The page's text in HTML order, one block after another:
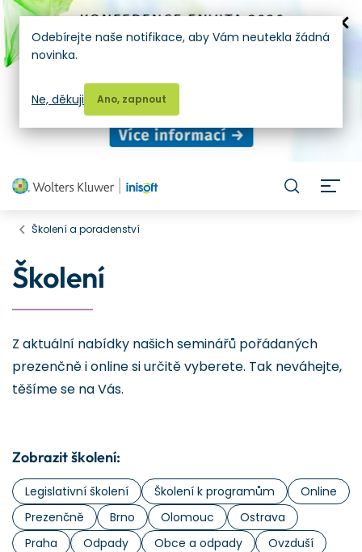
Školení a poradenství
Školení
Z aktuální nabídky našich seminářů pořádaných
prezenčně i online si určitě vyberete. Tak neváhejte,
těšíme se na Vás.
Zobrazit školení:
Legislativní školení Školení k programům
Online
Prezenčně
Brno Olomouc
Ostrava
Praha
Odpady Obce a odpady
Ovzduší
Odebírejte naše notifikace, aby Vám neutekla žádná
novinka.
Ano, zapnout
Ne, děkuji